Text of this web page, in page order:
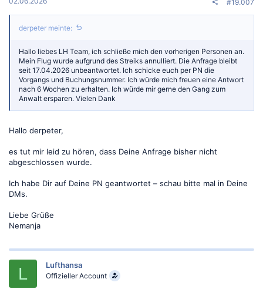
#19.007
derpeter meinte:
Hallo liebes LH Team, ich schließe mich den vorherigen Personen an.
Mein Flug wurde aufgrund des Streiks annulliert. Die Anfrage bleibt
seit 17.04.2026 unbeantwortet. Ich schicke euch per PN die
Vorgangs und Buchungsnummer. Ich würde mich freuen eine Antwort
nach 6 Wochen zu erhalten. Ich würde mir gerne den Gang zum
Anwalt ersparen. Vielen Dank
Hallo derpeter,
es tut mir leid zu hören, dass Deine Anfrage bisher nicht
abgeschlossen wurde.
Ich habe Dir auf Deine PN geantwortet – schau bitte mal in Deine
DMs.
Liebe Grüße
Nemanja
L Lufthansa
Offizieller Account